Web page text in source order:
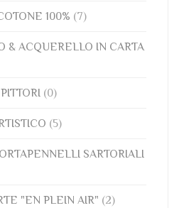
100% (7)
& ACQUERELLO IN CARTA
(0)
(5)
SARTORIALI
"EN PLEIN AIR" (2)